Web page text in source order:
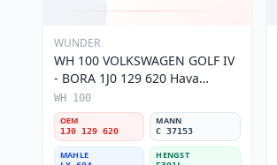
WUNDER
WH 100 VOLKSWAGEN GOLF IV
- BORA 1J0 129 620 Hava
Filtresi
WH 100
OEM
1J0 129 620
MANN
C 37153
MAHLE HENGST